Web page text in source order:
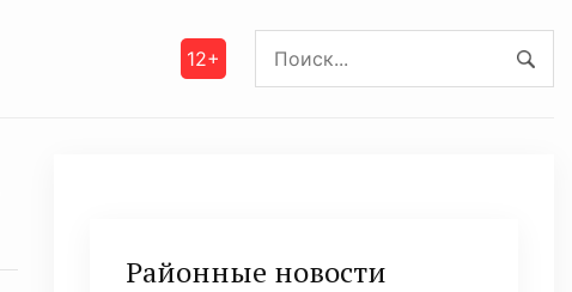
12+
Районные новости